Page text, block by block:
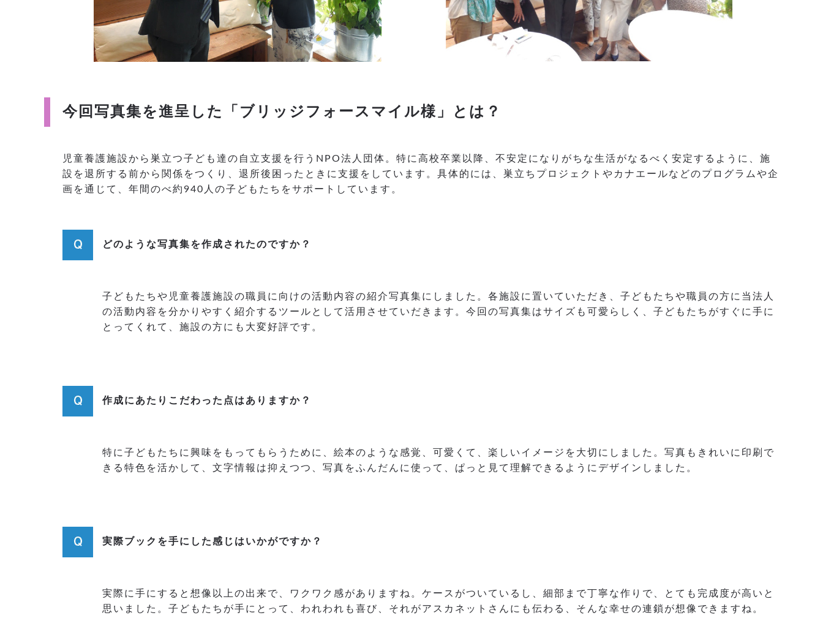
今回写真集を進呈した「ブリッジフォースマイル様」とは？
児童養護施設から巣立つ子ども達の自立支援を行うNPO法人団体。特に高校卒業以降、不安定になりがちな生活がなるべく安定するように、施
設を退所する前から関係をつくり、退所後困ったときに支援をしています。具体的には、巣立ちプロジェクトやカナエールなどのプログラムや企
画を通じて、年間のべ約940人の子どもたちをサポートしています。
どのような写真集を作成されたのですか？
子どもたちや児童養護施設の職員に向けの活動内容の紹介写真集にしました。各施設に置いていただき、子どもたちや職員の方に当法人
の活動内容を分かりやすく紹介するツールとして活用させていだきます。今回の写真集はサイズも可愛らしく、子どもたちがすぐに手に
とってくれて、施設の方にも大変好評です。
作成にあたりこだわった点はありますか？
特に子どもたちに興味をもってもらうために、絵本のような感覚、可愛くて、楽しいイメージを大切にしました。写真もきれいに印刷で
きる特色を活かして、文字情報は抑えつつ、写真をふんだんに使って、ぱっと見て理解できるようにデザインしました。
実際ブックを手にした感じはいかがですか？
実際に手にすると想像以上の出来で、ワクワク感がありますね。ケースがついているし、細部まで丁寧な作りで、とても完成度が高いと
思いました。子どもたちが手にとって、われわれも喜び、それがアスカネットさんにも伝わる、そんな幸せの連鎖が想像できますね。